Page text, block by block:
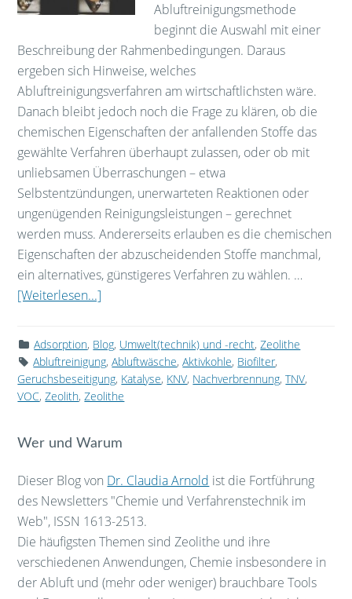
Abluftreinigungsmethode
beginnt die Auswahl mit einer
Beschreibung der Rahmenbedingungen. Daraus
ergeben sich Hinweise, welches
Abluftreinigungsverfahren am wirtschaftlichsten wäre.
Danach bleibt jedoch noch die Frage zu klären, ob die
chemischen Eigenschaften der anfallenden Stoffe das
gewählte Verfahren überhaupt zulassen, oder ob mit
unliebsamen Überraschungen – etwa
Selbstentzündungen, unerwarteten Reaktionen oder
ungenügenden Reinigungsleistungen – gerechnet
werden muss. Andererseits erlauben es die chemischen
Eigenschaften der abzuscheidenden Stoffe manchmal,
ein alternatives, günstigeres Verfahren zu wählen. …
[Weiterlesen...]
Adsorption, Blog, Umwelt(technik) und -recht,Zeolithe
Abluftreinigung,Abluftwäsche,Aktivkohle, Biofilter,
Geruchsbeseitigung, Katalyse, KNV, Nachverbrennung,TNV,
VOC,Zeolith,Zeolithe
Wer und Warum
Dieser Blog von Dr. Claudia Arnold ist die Fortführung
des Newsletters "Chemie und Verfahrenstechnik im
Web", ISSN 1613-2513.
Die häufigsten Themen sind Zeolithe und ihre
verschiedenen Anwendungen, Chemie insbesondere in
der Abluft und (mehr oder weniger) brauchbare Tools